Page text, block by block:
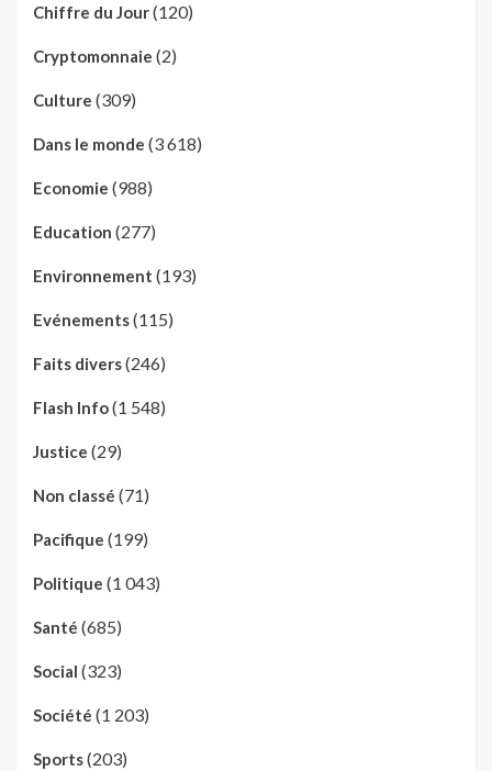
Chiffre du Jour(120)
Cryptomonnaie (2)
Culture (309)
Dans le monde (3 618)
Economie (988)
Education (277)
Environnement (193)
Evénements(115)
Faits divers(246)
Flash Info(1 548)
Justice (29)
Non classé (71)
Pacifique (199)
Politique (1 043)
Santé (685)
Social (323)
Société (1 203)
Sports(203)